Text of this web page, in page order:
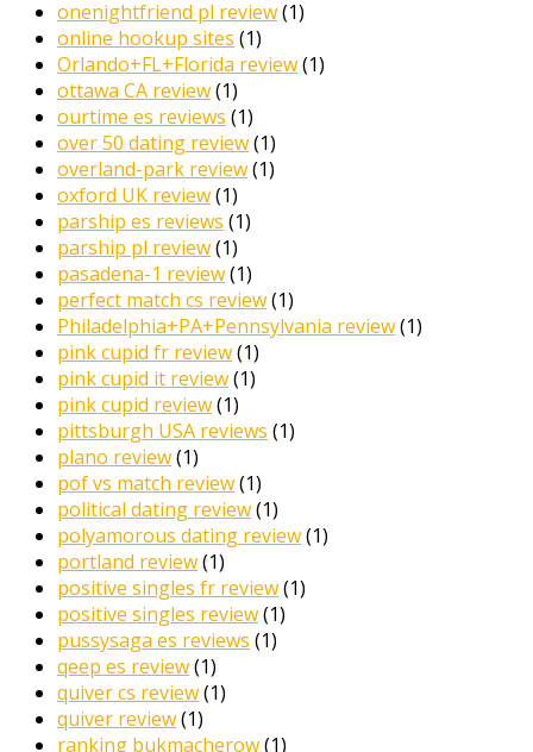
onenightfriend pl review(1)
online hookup sites (1)
Orlando+FL+Florida review(1)
ottawa CA review(1)
ourtime es reviews (1)
over 50 dating review(1)
overland-park review(1)
oxford UK review(1)
parship es reviews (1)
parship pl review(1)
pasadena-1 review(1)
perfect match cs review(1)
Philadelphia+PA+Pennsylvania review(1)
pink cupid fr review(1)
pink cupid it review(1)
pink cupid review(1)
pittsburgh USA reviews (1)
plano review(1)
pof vs match review(1)
political dating review(1)
polyamorous dating review(1)
portland review(1)
positive singles fr review(1)
positive singles review(1)
pussysaga es reviews (1)
qeep es review(1)
quiver cs review(1)
quiver review(1)
ranking bukmacherow(1)